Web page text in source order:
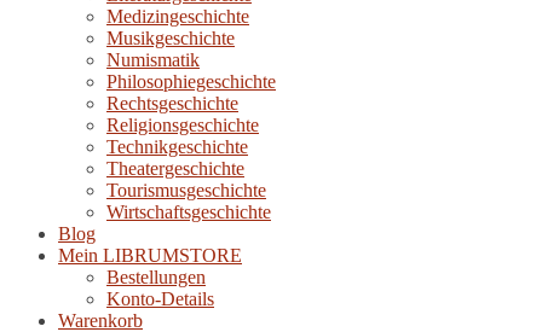
Medizingeschichte
Musikgeschichte
Numismatik
Philosophiegeschichte
Rechtsgeschichte
Religionsgeschichte
Technikgeschichte
Theatergeschichte
Tourismusgeschichte
Wirtschaftsgeschichte
Blog
Mein LIBRUMSTORE
Bestellungen
Konto-Details
Warenkorb